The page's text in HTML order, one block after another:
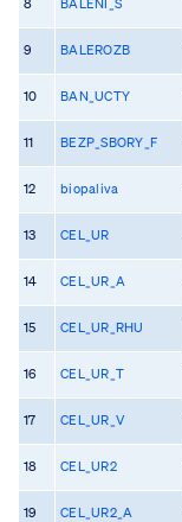
9 BALEROZB
10 BAN_UCTY
11 BEZP_SBORY_F
12 biopaliva
13 CEL_UR
14 CEL_UR_A
15 CEL_UR_RHU
16 CEL_UR_T
17 CEL_UR_V
18 CEL_UR2
19 CEL_UR2_A